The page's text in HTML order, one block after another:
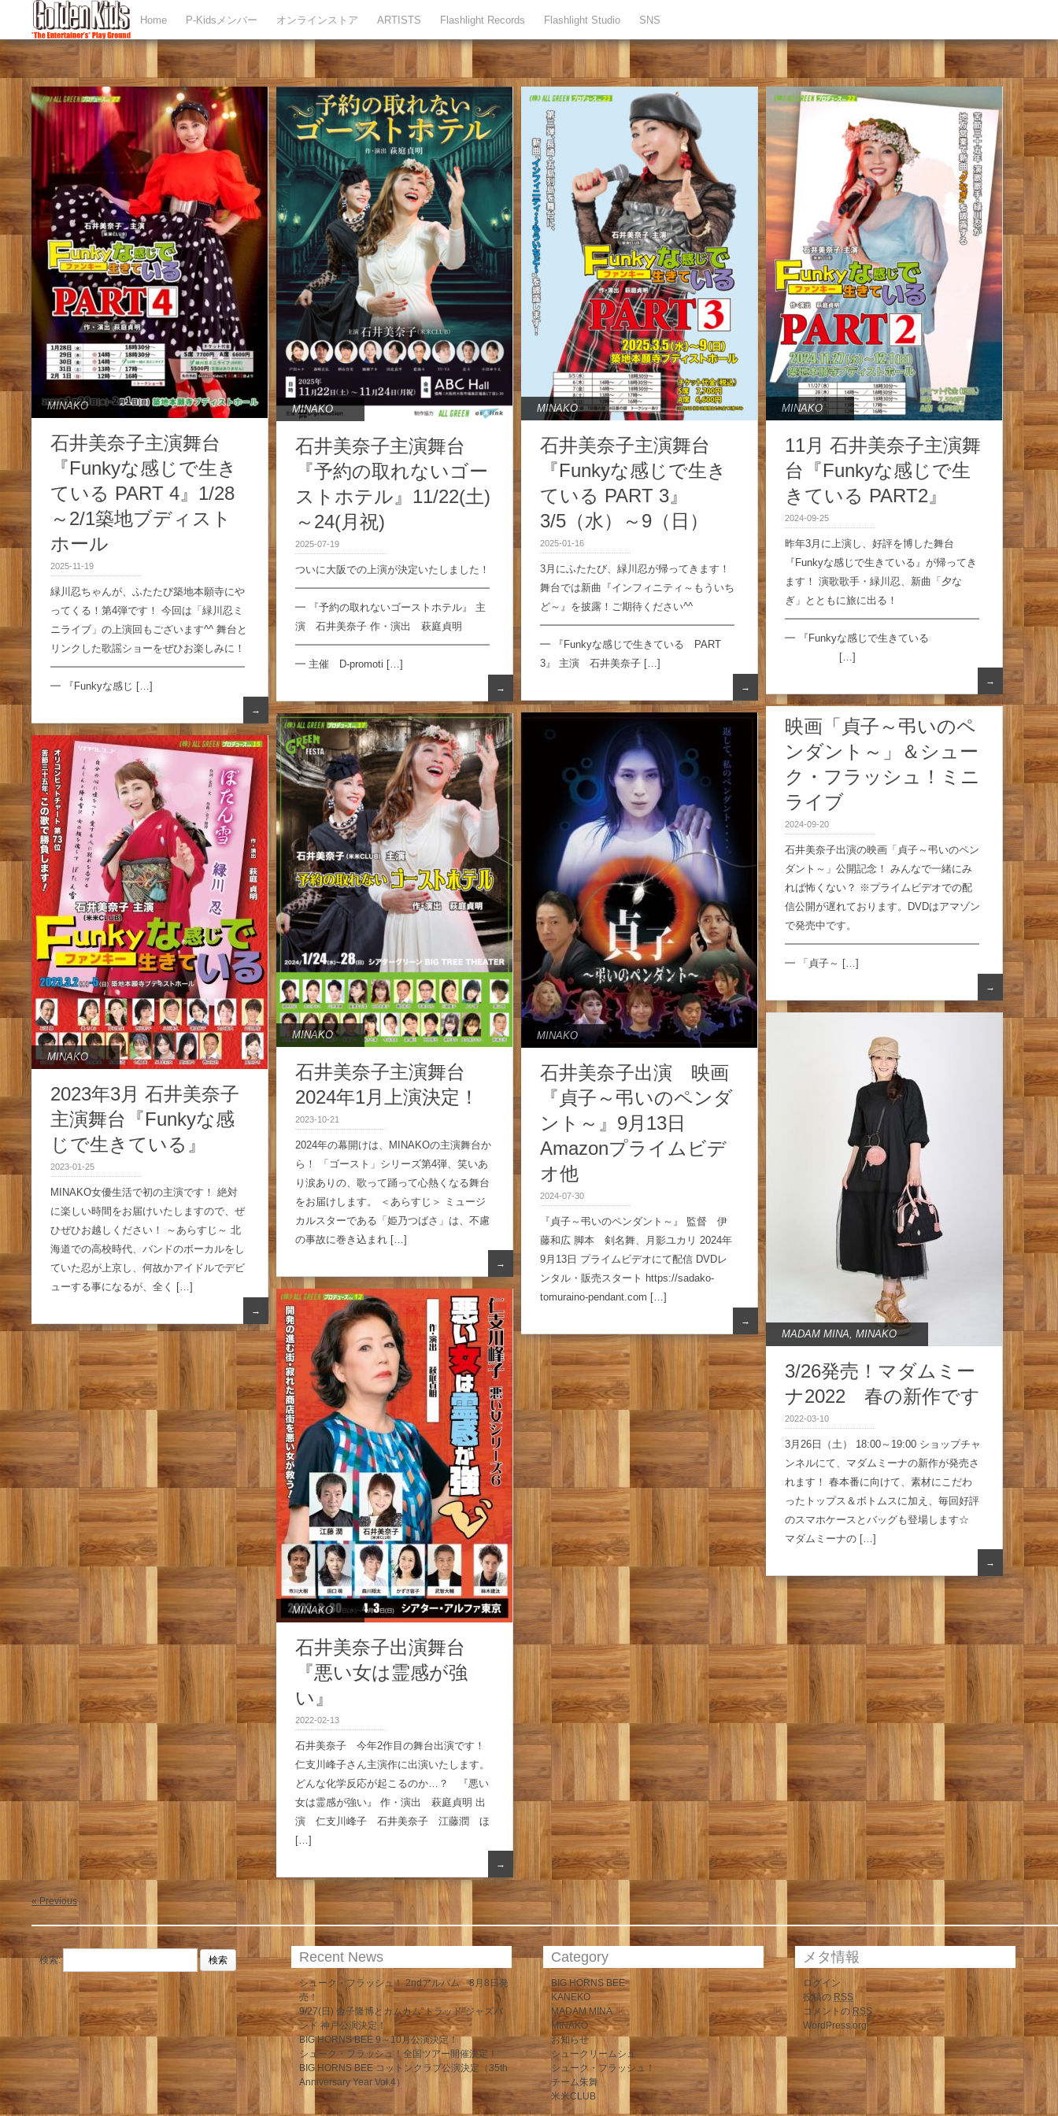
Home P-Kidsメンバー オンラインストア ARTISTS Flashlight Records Flashlight Studio SNS
MINAKO
石井美奈子主演舞台
『Funkyな感じで生き
ている PART 4』1/28
～2/1築地ブディスト
ホール
2025-11-19
緑川忍ちゃんが、ふたたび築地本願寺にや
ってくる！第4弾です！ 今回は「緑川忍ミ
ニライブ」の上演回もございます^^ 舞台と
リンクした歌謡ショーをぜひお楽しみに！
━━━━━━━━━━━━━━━━━━━
━ 『Funkyな感じ […]
→
MINAKO
石井美奈子主演舞台
『予約の取れないゴー
ストホテル』11/22(土)
～24(月祝)
2025-07-19
ついに大阪での上演が決定いたしました！
━━━━━━━━━━━━━━━━━━━
━ 『予約の取れないゴーストホテル』 主
演 石井美奈子 作・演出 萩庭貞明
━━━━━━━━━━━━━━━━━━━
━ 主催 D-promoti […]
→
MINAKO
石井美奈子主演舞台
『Funkyな感じで生き
ている PART 3』
3/5（水）～9（日）
2025-01-16
3月にふたたび、緑川忍が帰ってきます！
舞台では新曲『インフィニティ～もういち
ど～』を披露！ご期待ください^^
━━━━━━━━━━━━━━━━━━━
━ 『Funkyな感じで生きている PART
3』 主演 石井美奈子 […]
→
MINAKO
11月 石井美奈子主演舞
台『Funkyな感じで生
きている PART2』
2024-09-25
昨年3月に上演し、好評を博した舞台
『Funkyな感じで生きている』が帰ってき
ます！ 演歌歌手・緑川忍、新曲「夕な
ぎ」とともに旅に出る！
━━━━━━━━━━━━━━━━━━━
━ 『Funkyな感じで生きている
[…]
→
映画「貞子～弔いのペ
ンダント～」＆シュー
ク・フラッシュ！ミニ
ライブ
2024-09-20
石井美奈子出演の映画「貞子～弔いのペン
ダント～」公開記念！ みんなで一緒にみ
れば怖くない？ ※プライムビデオでの配
信公開が遅れております。DVDはアマゾン
で発売中です。
━━━━━━━━━━━━━━━━━━━
━ 「貞子～ […]
→
MINAKO
石井美奈子出演 映画
『貞子～弔いのペンダ
ント～』9月13日
Amazonプライムビデ
オ他
2024-07-30
『貞子～弔いのペンダント～』 監督 伊
藤和広 脚本 剣名舞、月影ユカリ 2024年
9月13日 プライムビデオにて配信 DVDレ
ンタル・販売スタート https://sadako-
tomuraino-pendant.com […]
→
MINAKO
石井美奈子主演舞台
2024年1月上演決定！
2023-10-21
2024年の幕開けは、MINAKOの主演舞台か
ら！ 「ゴースト」シリーズ第4弾、笑いあ
り涙ありの、歌って踊って心熱くなる舞台
をお届けします。 ＜あらすじ＞ ミュージ
カルスターである「姫乃つばさ」は、不慮
の事故に巻き込まれ […]
→
MINAKO
2023年3月 石井美奈子
主演舞台『Funkyな感
じで生きている』
2023-01-25
MINAKO女優生活で初の主演です！ 絶対
に楽しい時間をお届けいたしますので、ぜ
ひぜひお越しください！ ～あらすじ～ 北
海道での高校時代、バンドのボーカルをし
ていた忍が上京し、何故かアイドルでデビ
ューする事になるが、全く […]
→
MADAM MINA,MINAKO
3/26発売！マダムミー
ナ2022 春の新作です
2022-03-10
3月26日（土） 18:00～19:00 ショップチャ
ンネルにて、マダムミーナの新作が発売さ
れます！ 春本番に向けて、素材にこだわ
ったトップス＆ボトムスに加え、毎回好評
のスマホケースとバッグも登場します☆
マダムミーナの […]
→
MINAKO
石井美奈子出演舞台
『悪い女は霊感が強
い』
2022-02-13
石井美奈子 今年2作目の舞台出演です！
仁支川峰子さん主演作に出演いたします。
どんな化学反応が起こるのか…？ 『悪い
女は霊感が強い』 作・演出 萩庭貞明 出
演 仁支川峰子 石井美奈子 江藤潤 ほ
[…]
→
« Previous
検索: Recent News
シューク・フラッシュ！ 2ndアルバム 8月8日発
売！
9/27(日) 金子隆博とカムカム“トラッド”ジャズバ
ンド 神戸公演決定！
BIG HORNS BEE 9～10月公演決定！
シューク・フラッシュ！全国ツアー開催決定！
BIG HORNS BEE コットンクラブ公演決定（35th
Anniversary Year Vol.4）
Category
BIG HORNS BEE
KANEKO
MADAM MINA
MINAKO
お知らせ
シュークリームシュ
シューク・フラッシュ！
チーム朱舞
米米CLUB
メタ情報
ログイン
投稿の RSS
コメントの RSS
WordPress.org